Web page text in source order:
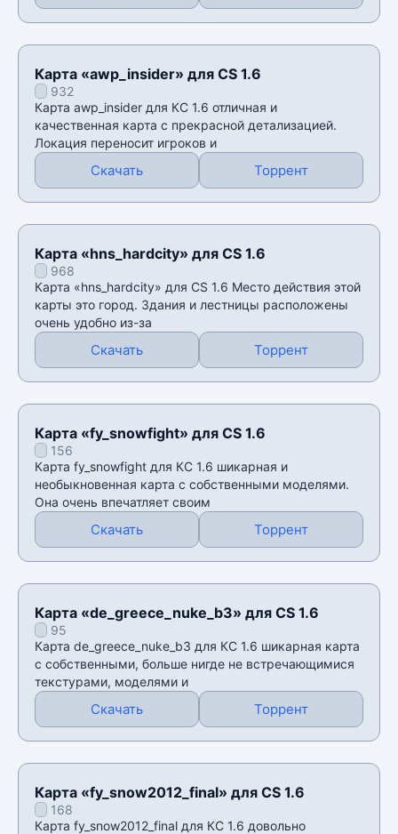
Карта «awp_insider» для CS 1.6
932
Карта awp_insider для КС 1.6 отличная и
качественная карта с прекрасной детализацией.
Локация переносит игроков и
Скачать Торрент
Карта «hns_hardcity» для CS 1.6
968
Карта «hns_hardcity» для CS 1.6 Место действия этой
карты это город. Здания и лестницы расположены
очень удобно из-за
Скачать Торрент
Карта «fy_snowfight» для CS 1.6
156
Карта fy_snowfight для КС 1.6 шикарная и
необыкновенная карта с собственными моделями.
Она очень впечатляет своим
Скачать Торрент
Карта «de_greece_nuke_b3» для CS 1.6
95
Карта de_greece_nuke_b3 для КС 1.6 шикарная карта
с собственными, больше нигде не встречающимися
текстурами, моделями и
Скачать Торрент
Карта «fy_snow2012_final» для CS 1.6
168
Карта fy_snow2012_final для КС 1.6 довольно